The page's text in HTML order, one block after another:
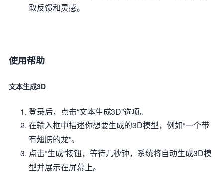
取反馈和灵感。
使用帮助
文本生成3D
登录后，点击“文本生成3D”选项。
在输入框中描述你想要生成的3D模型，例如“一个带
有翅膀的龙”。
点击“生成”按钮，等待几秒钟，系统将自动生成3D模
型并展示在屏幕上。